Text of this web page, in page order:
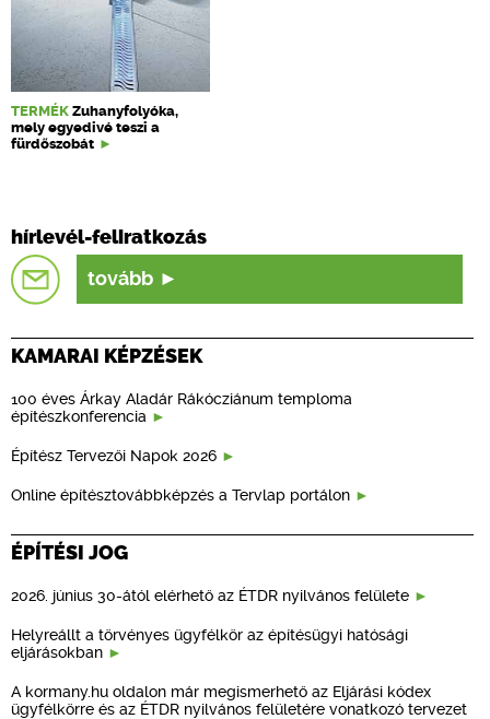
TERMÉK Zuhanyfolyóka,
mely egyedivé teszi a
fürdőszobát
hírlevél-feliratkozás
tovább
KAMARAI KÉPZÉSEK
100 éves Árkay Aladár Rákócziánum temploma
építészkonferencia
Építész Tervezői Napok 2026
Online építésztovábbképzés a Tervlap portálon
ÉPÍTÉSI JOG
2026. június 30-ától elérhető az ÉTDR nyilvános felülete
Helyreállt a törvényes ügyfélkör az építésügyi hatósági
eljárásokban
A kormany.hu oldalon már megismerhető az Eljárási kódex
ügyfélkörre és az ÉTDR nyilvános felületére vonatkozó tervezet